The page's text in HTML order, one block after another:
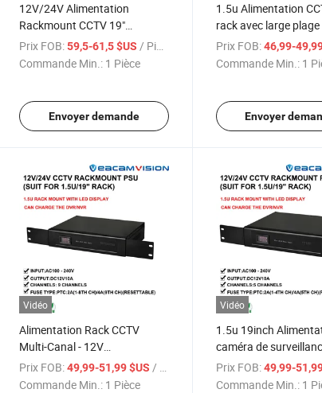
12V/24V Alimentation
Rackmount CCTV 19"
Alimentation Rack CCTV
12V/24V Sortie Caméra de
Prix FOB: 59,5-61,5 $US/ Pièce
Commande Min.: 1 Pièce
Envoyer demande
1.5u Alimentation
rack avec large plage
tension AC100-240V
de sécurité CCTV
Prix FOB: 46,99-
Commande Min.: 1
Envoyer
Vidéo
Alimentation Rack CCTV
Multi-Canal - 12V
10A/20A/30A pour systèmes
DVR/NVR Caméra de sécurité
Prix FOB: 49,99-51,99 $US / Pièce
Commande Min.: 1 Pièce
Vidéo
1.5u 19inch
caméra de
rack 12V/24V Sortie
affichage LED
Prix FOB: 49,99-
Commande Min.: 1